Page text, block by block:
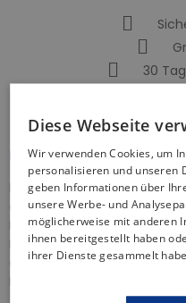
30
BESCHREIBUNG
Eine Waschtischarmatur
der bei richtiger Auswahl
Badezimmers erleichtert,
Interieurs beeinflusst und
angebotenen Armaturen
Diese Webseite
Wir verwenden Cookies, um
personalisieren und unseren
geben Informationen über
unsere Werbe- und
möglicherweise mit anderen
ihnen bereitgestellt haben
ihrer Dienste gesammelt